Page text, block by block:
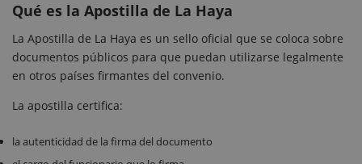
Qué es la Apostilla de La Haya
La Apostilla de La Haya es un sello oficial que se coloca sobre
documentos públicos para que puedan utilizarse legalmente
en otros países firmantes del convenio.
La apostilla certifica:
la autenticidad de la firma del documento